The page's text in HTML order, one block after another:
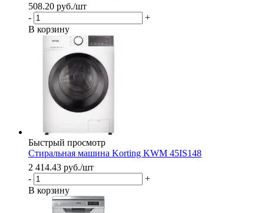
508.20 руб./шт
-
+
В корзину
Быстрый просмотр
Стиральная машина Korting KWM 45IS148
2 414.43 руб./шт
-
+
В корзину